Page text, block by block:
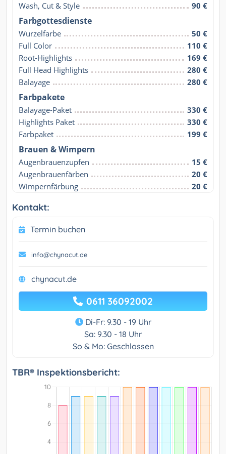
Wash, Cut & Style
90 €
Farbgottesdienste
Wurzelfarbe
50 €
Full Color
110 €
Root-Highlights
169 €
Full Head Highlights
280 €
Balayage
280 €
Farbpakete
Balayage-Paket
330 €
Highlights Paket
330 €
Farbpaket
199 €
Brauen & Wimpern
Augenbrauenzupfen
15 €
Augenbrauenfärben
20 €
Wimpernfärbung
20 €
Kontakt:
Termin buchen
info@chynacut.de
chynacut.de
0611 36092002
Di-Fr: 9.30 - 19 Uhr
Sa: 9.30 - 18 Uhr
So & Mo: Geschlossen
TBR® Inspektionsbericht: